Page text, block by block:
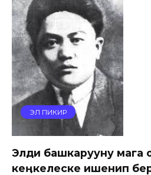
ЭЛ ПИКИР
Элди башкарууну мага
кеӊкелеске ишенип